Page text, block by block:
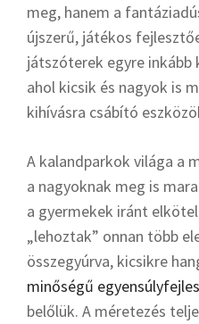
meg, hanem a
újszerű, játékos
játszóterek egyre inkább
ahol kicsik és nagyok is
kihívásra csábító
A kalandparkok világa a
a nagyoknak meg is
a gyermekek iránt
„lehoztak” onnan több
összegyúrva, kicsikre
minőségű
belőlük. A méretezés